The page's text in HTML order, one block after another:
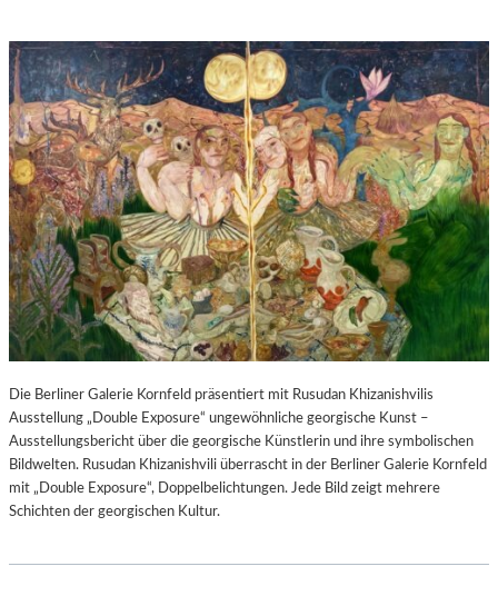
Die Berliner Galerie Kornfeld präsentiert mit Rusudan Khizanishvilis
Ausstellung „Double Exposure“ ungewöhnliche georgische Kunst –
Ausstellungsbericht über die georgische Künstlerin und ihre symbolischen
Bildwelten. Rusudan Khizanishvili überrascht in der Berliner Galerie Kornfeld
mit „Double Exposure“, Doppelbelichtungen. Jede Bild zeigt mehrere
Schichten der georgischen Kultur.